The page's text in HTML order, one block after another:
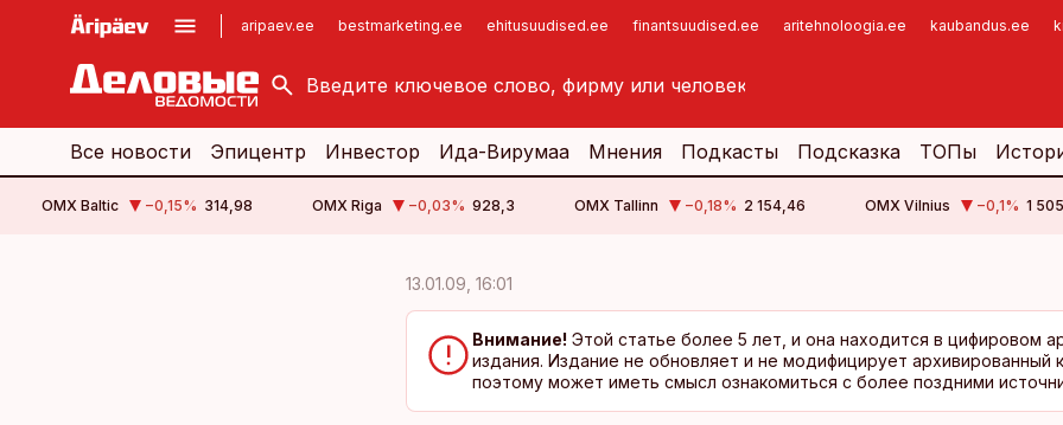
aripaev.ee bestmarketing.ee ehitusuudised.ee finantsuudised.ee aritehnoloogia.ee kaubandus.ee
kinnisvarauudised.ee
logistikauudised.ee
imelineajalugu.ee
Все новости Эпицентр Инвестор Ида-Вирумаа Мнения Подкасты Подсказка ТОПы
OMX Baltic −0,15% 314,98 OMX Riga −0,03% 928,3 OMX Tallinn −0,18% 2 154,46 OMX Vilnius −0,1% 1
13.01.09, 16:01
Внимание! Этой статье более 5 лет, и она находится в цифировом
издания. Издание не обновляет и не модифицирует архивированный
поэтому может иметь смысл ознакомиться с более поздними